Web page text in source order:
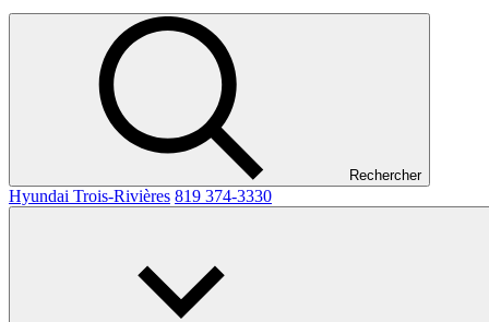
Rechercher
Hyundai Trois-Rivières 819 374-3330